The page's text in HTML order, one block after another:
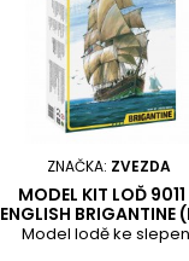
ZNAČKA: ZVEZDA
MODEL KIT LOĎ
ENGLISH BRIGANTINE
(1:100)
Model lodě ke